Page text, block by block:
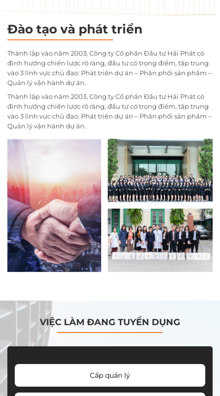
Đào tạo và phát triển
Thành lập vào năm 2003, Công ty Cổ phần Đầu tư Hải Phát có
định hướng chiến lược rõ ràng, đầu tư có trọng điểm, tập trung
vào 3 lĩnh vực chủ đạo: Phát triển dự án – Phân phối sản phẩm –
Quản lý vận hành dự án.
Thành lập vào năm 2003, Công ty Cổ phần Đầu tư Hải Phát có
định hướng chiến lược rõ ràng, đầu tư có trọng điểm, tập trung
vào 3 lĩnh vực chủ đạo: Phát triển dự án – Phân phối sản phẩm –
Quản lý vận hành dự án.
VIỆC LÀM ĐANG TUYỂN DỤNG
Cấp quản lý